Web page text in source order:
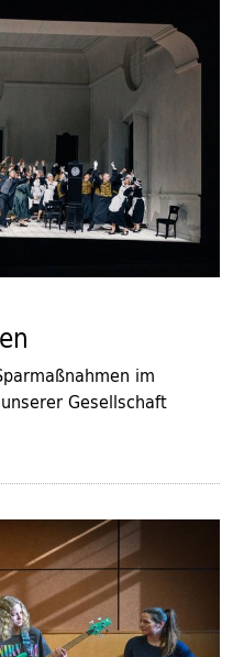
im
Gesellschaft